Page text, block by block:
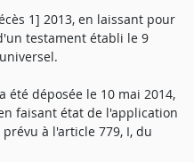
1] 2013, en laissant pour
testament établi le 9
été déposée le 10 mai 2014,
faisant état de l'application
à l'article 779, I, du